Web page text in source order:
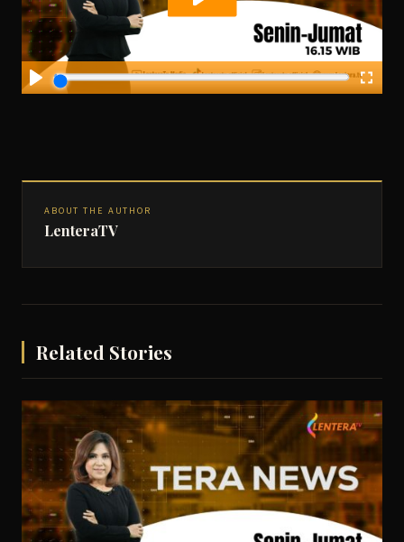
ABOUT THE AUTHOR
LenteraTV
Related Stories